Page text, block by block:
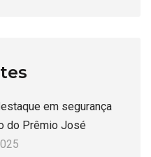
em segurança
do Prêmio José